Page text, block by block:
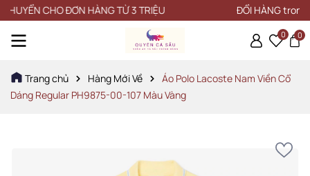
CHO ĐƠN HÀNG TỪ 3 TRIỆU ĐỔI HÀNG trong vòng
0 0
Trang chủ Hàng Mới Về
Áo Polo Lacoste Nam Viền Cổ
Dáng Regular PH9875-00-107 Màu Vàng